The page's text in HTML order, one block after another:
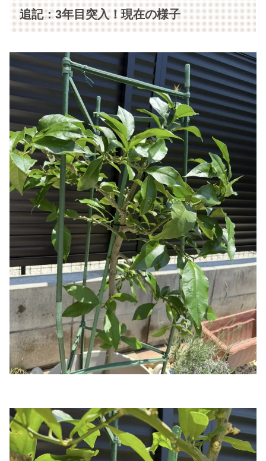
追記：3年目突入！現在の様子